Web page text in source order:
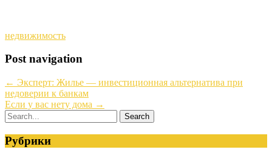
недвижимость
Post navigation
← Эксперт: Жилье — инвестиционная альтернатива при
недоверии к банкам
Если у вас нету дома →
Рубрики